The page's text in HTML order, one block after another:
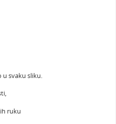
svaku sliku.
ruku